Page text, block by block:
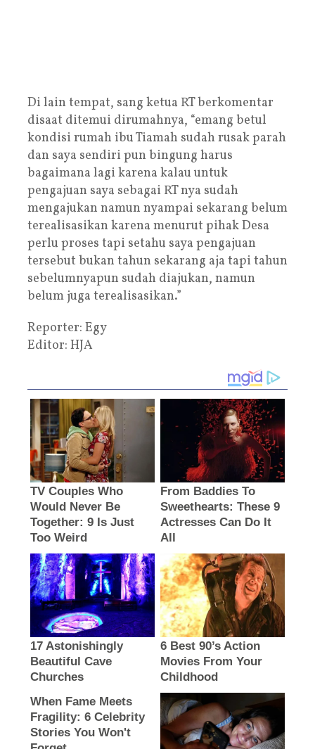
Di lain tempat, sang ketua RT berkomentar
disaat ditemui dirumahnya, “emang betul
kondisi rumah ibu Tiamah sudah rusak parah
dan saya sendiri pun bingung harus
bagaimana lagi karena kalau untuk
pengajuan saya sebagai RT nya sudah
mengajukan namun nyampai sekarang belum
terealisasikan karena menurut pihak Desa
perlu proses tapi setahu saya pengajuan
tersebut bukan tahun sekarang aja tapi tahun
sebelumnyapun sudah diajukan, namun
belum juga terealisasikan.”
Reporter: Egy
Editor: HJA